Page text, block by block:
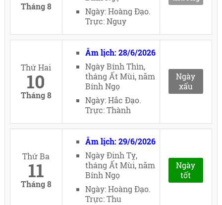
Tháng 8
Ngày: Hoàng Đạo.
Trực: Nguy
Thứ Hai
10
Tháng 8
Âm lịch: 28/6/2026
Ngày Bính Thìn,
tháng Ất Mùi, năm
Bính Ngọ
Ngày: Hắc Đạo.
Trực: Thành
Ngày
xấu
Thứ Ba
11
Tháng 8
Âm lịch: 29/6/2026
Ngày Đinh Tỵ,
tháng Ất Mùi, năm
Bính Ngọ
Ngày: Hoàng Đạo.
Trực: Thu
Ngày
tốt